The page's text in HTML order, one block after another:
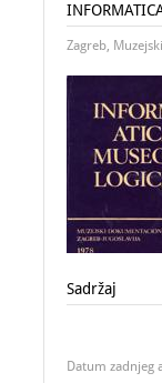
Zagreb,
Sadržaj
Datum zadnjeg